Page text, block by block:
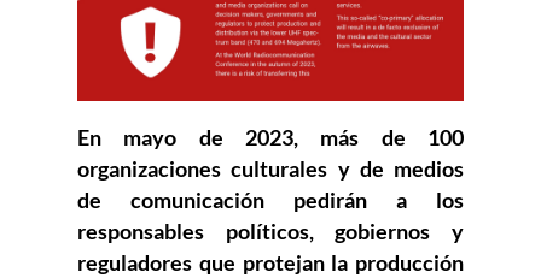
En mayo de 2023, más de 100
organizaciones culturales y de medios
de comunicación pedirán a los
responsables políticos, gobiernos y
reguladores que protejan la producción